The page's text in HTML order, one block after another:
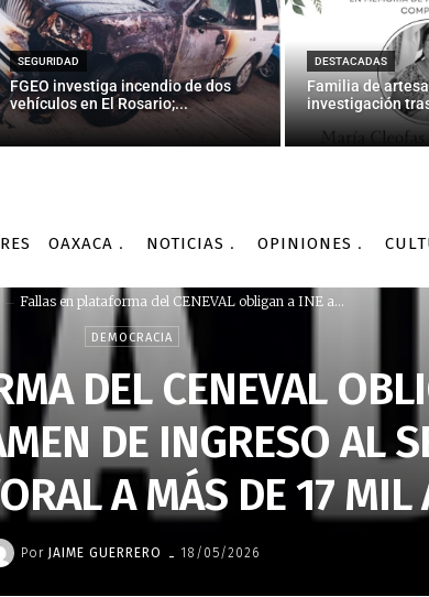
SEGURIDAD
FGEO investiga incendio de dos
vehículos en El Rosario;...
DESTACADAS
Familia de
investigación
OAXACA NOTICIAS OPINIONES
Fallas en plataforma del CENEVAL obligan a INE a...
DEMOCRACIA
DEL CENEVAL
DE INGRESO AL
A MÁS DE 17 MIL
Por JAIME GUERRERO - 18/05/2026